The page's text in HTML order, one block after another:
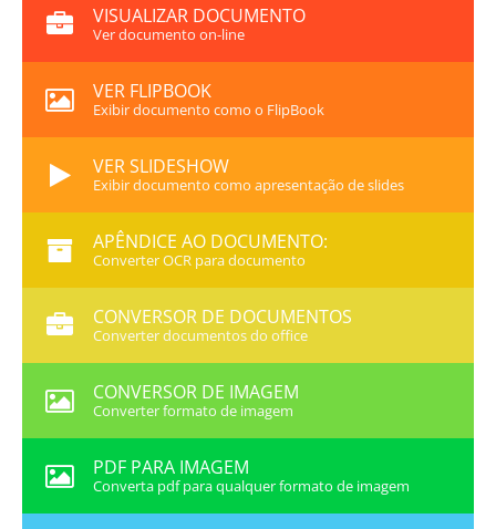
VISUALIZAR DOCUMENTO
Ver documento on-line
VER FLIPBOOK
Exibir documento como o FlipBook
VER SLIDESHOW
Exibir documento como apresentação de slides
APÊNDICE AO DOCUMENTO:
Converter OCR para documento
CONVERSOR DE DOCUMENTOS
Converter documentos do office
CONVERSOR DE IMAGEM
Converter formato de imagem
PDF PARA IMAGEM
Converta pdf para qualquer formato de imagem